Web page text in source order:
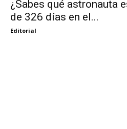
¿Sabes qué astronauta
de 326 días en el...
Editorial